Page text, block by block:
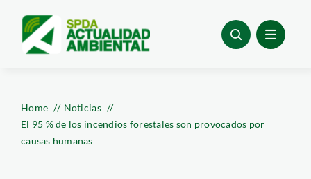
content
Home
Noticias
El 95 % de los incendios forestales son provocados por
causas humanas